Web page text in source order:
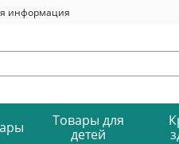
информация
Товары для
детей